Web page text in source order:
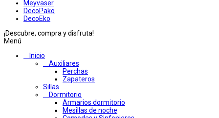
Meyvaser
DecoPako
DecoEko
¡Descubre, compra y disfruta!
Menú
Inicio
Auxiliares
Perchas
Zapateros
Sillas
Dormitorio
Armarios dormitorio
Mesillas de noche